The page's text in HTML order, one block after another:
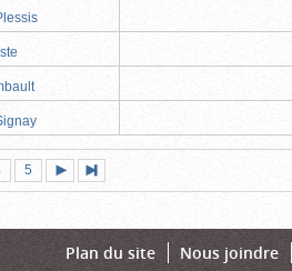
Page
5
suivante
page
Plan du site Nous joindre